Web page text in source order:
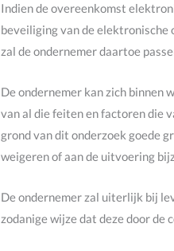
Indien de overeenkomst
beveiliging van de elektronische
zal de ondernemer daartoe
De ondernemer kan zich binnen
van al die feiten en factoren die
grond van dit onderzoek goede
weigeren of aan de uitvoering
De ondernemer zal uiterlijk bij
zodanige wijze dat deze door de